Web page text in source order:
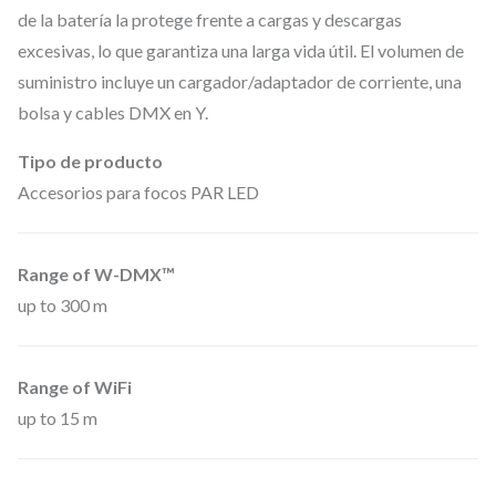
C
v
e
t
e
a
de la batería la protege frente a cargas y descargas
excesivas, lo que garantiza una larga vida útil. El volumen de
suministro incluye un cargador/adaptador de corriente, una
bolsa y cables DMX en Y.
Tipo de producto
Accesorios para focos PAR LED
Range of W-DMX™
up to 300 m
Range of WiFi
up to 15 m